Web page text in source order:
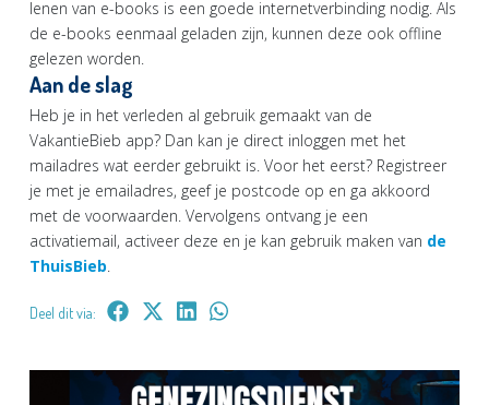
lenen van e-books is een goede internetverbinding nodig. Als
de e-books eenmaal geladen zijn, kunnen deze ook offline
gelezen worden.
Aan de slag
Heb je in het verleden al gebruik gemaakt van de
VakantieBieb app? Dan kan je direct inloggen met het
mailadres wat eerder gebruikt is. Voor het eerst? Registreer
je met je emailadres, geef je postcode op en ga akkoord
met de voorwaarden. Vervolgens ontvang je een
activatiemail, activeer deze en je kan gebruik maken van de
ThuisBieb
Deel dit via: